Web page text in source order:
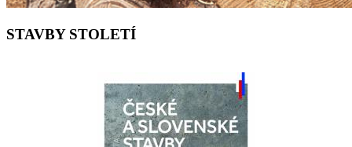
STAVBY STOLETÍ